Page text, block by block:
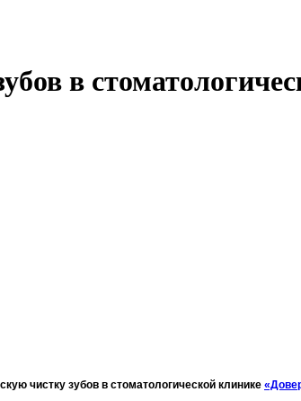
в
чистку зубов в стоматологической клинике